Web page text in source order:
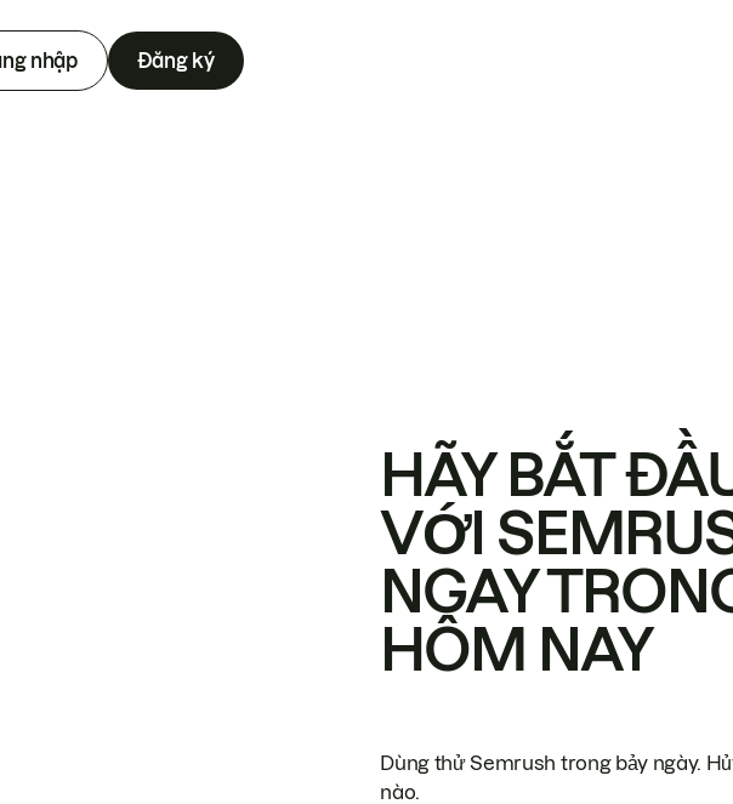
nhập Đăng ký
HÃY BẮT
VỚI
NGAY
HÔM NAY
Dùng thử Semrush trong bảy ngày.
nào.